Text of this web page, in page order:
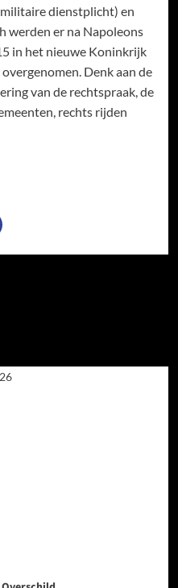
dienstplicht) en
werden er na Napoleons
in het nieuwe Koninkrijk
Denk aan de
van de rechtspraak, de
rechts rijden